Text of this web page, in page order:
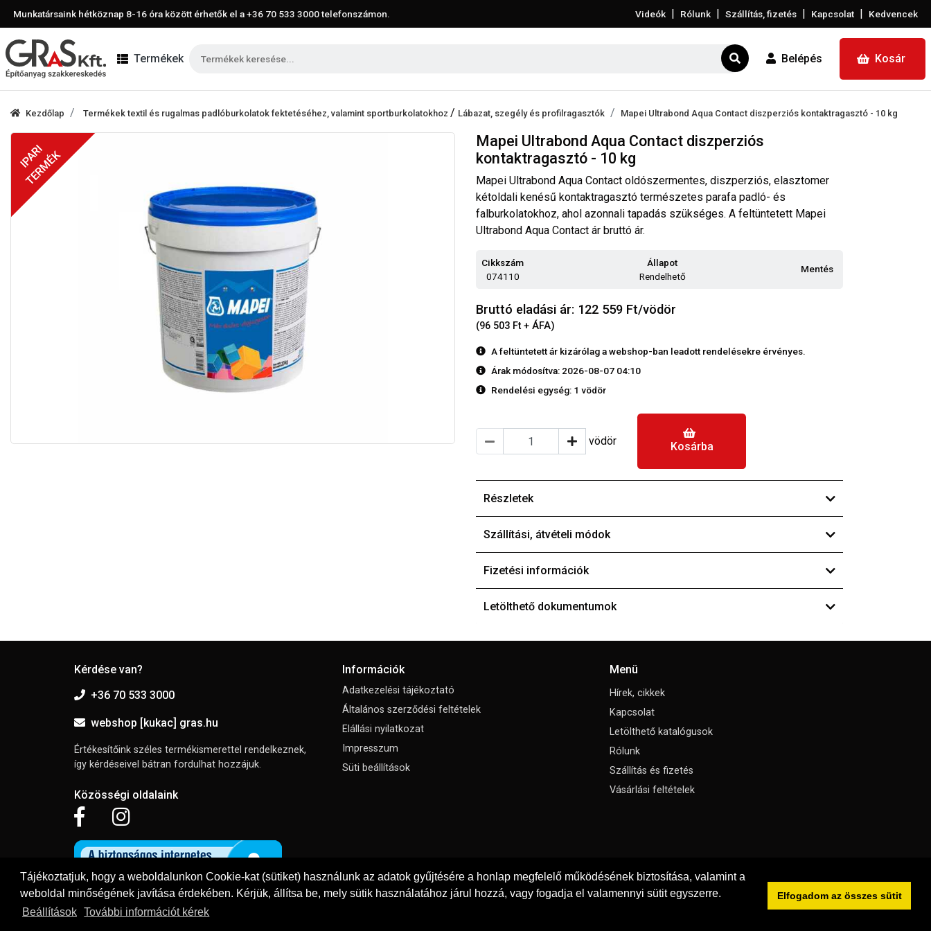
Tájékoztatjuk, hogy a weboldalunkon Cookie-kat (sütiket) használunk az adatok gyűjtésére a honlap megfelelő működésének biztosítása, valamint a
weboldal minőségének javítása érdekében. Kérjük, állítsa be, mely sütik használatához járul hozzá, vagy fogadja el valamennyi sütit egyszerre.
Beállítások
További információt kérek
Elfogadom az összes sütit
Munkatársaink hétköznap 8-16 óra között érhetők el a+36 70 533 3000telefonszámon. Videók | Rólunk | Szállítás, fizetés | Kapcsolat | Kedvencek
Termékek Belépés Kosár
Kezdőlap Termékek textil és rugalmas padlóburkolatok fektetéséhez, valamint sportburkolatokhoz / Lábazat, szegély és profilragasztók Mapei Ultrabond Aqua Contact diszperziós kontaktragasztó - 10 kg
IPARI
TERMÉK
Mapei Ultrabond Aqua Contact diszperziós
kontaktragasztó - 10 kg
Mapei Ultrabond Aqua Contact oldószermentes, diszperziós, elasztomer
kétoldali kenésű kontaktragasztó természetes parafa padló- és
falburkolatokhoz, ahol azonnali tapadás szükséges. A feltüntetett Mapei
Ultrabond Aqua Contact ár bruttó ár.
Cikkszám
074110
Állapot
Rendelhető
Mentés
Bruttó eladási ár: 122 559 Ft/vödör
(96 503 Ft + ÁFA)
A feltüntetett ár kizárólag a webshop-ban leadott rendelésekre érvényes.
Árak módosítva: 2026-08-07 04:10
Rendelési egység: 1 vödör
vödör Kosárba
Részletek
Szállítási, átvételi módok
Fizetési információk
Letölthető dokumentumok
Kérdése van?
+36 70 533 3000
webshop [kukac] gras.hu
Értékesítőink széles termékismerettel rendelkeznek,
így kérdéseivel bátran fordulhat hozzájuk.
Közösségi oldalaink
Információk
Adatkezelési tájékoztató
Általános szerződési feltételek
Elállási nyilatkozat
Impresszum
Süti beállítások
Menü
Hírek, cikkek
Kapcsolat
Letölthető katalógusok
Rólunk
Szállítás és fizetés
Vásárlási feltételek